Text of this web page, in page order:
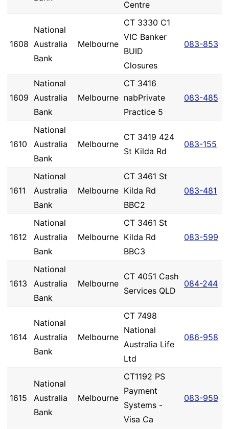
Centre
1608
National
Australia
Bank
Melbourne
CT 3330 C1
VIC Banker
BUID
Closures
083-853
1609
National
Australia
Bank
Melbourne
CT 3416
nabPrivate
Practice 5
083-485
1610
National
Australia
Bank
Melbourne
CT 3419 424
St Kilda Rd
083-155
1611
National
Australia
Bank
Melbourne
CT 3461 St
Kilda Rd
BBC2
083-481
1612
National
Australia
Bank
Melbourne
CT 3461 St
Kilda Rd
BBC3
083-599
1613
National
Australia
Bank
Melbourne
CT 4051 Cash
Services QLD
084-244
1614
National
Australia
Bank
Melbourne
CT 7498
National
Australia Life
Ltd
086-958
1615
National
Australia
Bank
Melbourne
CT1192 PS
Payment
Systems -
Visa Ca
083-959